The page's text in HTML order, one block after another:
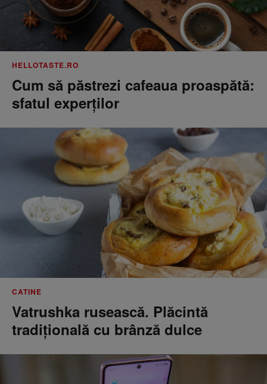
HELLOTASTE.RO
Cum să păstrezi cafeaua proaspătă:
sfatul experților
CATINE
Vatrushka rusească. Plăcintă
tradițională cu brânză dulce